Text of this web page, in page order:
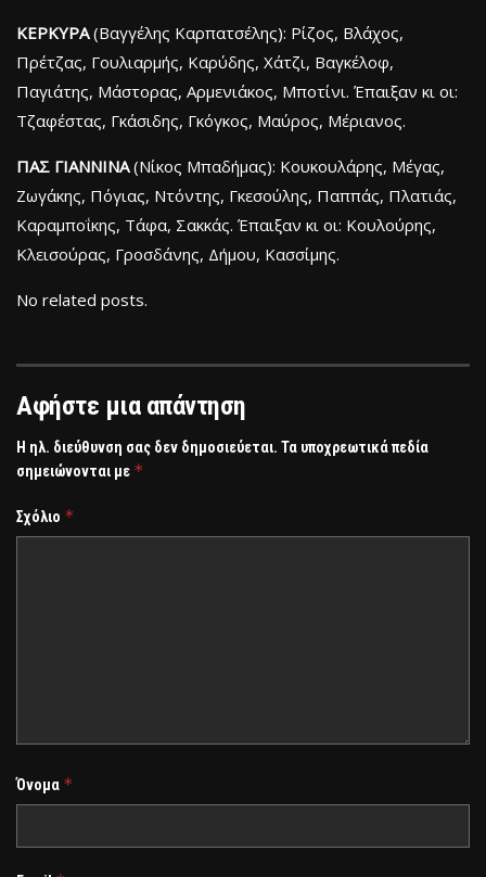
ΚΕΡΚΥΡΑ(Βαγγέλης Καρπατσέλης): Ρίζος, Βλάχος,
Πρέτζας, Γουλιαρμής, Καρύδης, Χάτζι, Βαγκέλοφ,
Παγιάτης, Μάστορας, Αρμενιάκος, Μποτίνι. Έπαιξαν κι οι:
Τζαφέστας, Γκάσιδης, Γκόγκος, Μαύρος, Μέριανος.
ΠΑΣ ΓΙΑΝΝΙΝΑ(Νίκος Μπαδήμας): Κουκουλάρης, Μέγας,
Ζωγάκης, Πόγιας, Ντόντης, Γκεσούλης, Παππάς, Πλατιάς,
Καραμποΐκης, Τάφα, Σακκάς. Έπαιξαν κι οι: Κουλούρης,
Κλεισούρας, Γροσδάνης, Δήμου, Κασσίμης.
No related posts.
Αφήστε μια απάντηση
Η ηλ. διεύθυνση σας δεν δημοσιεύεται. Τα υποχρεωτικά πεδία
σημειώνονται με *
Σχόλιο *
Όνομα *